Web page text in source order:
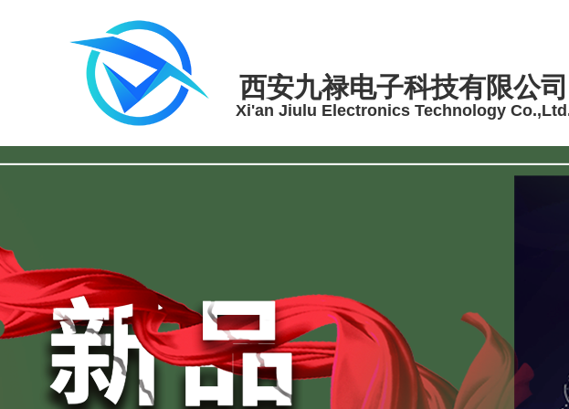
西安九禄电子科技有限公司
Xi'an Jiulu Electronics Technology